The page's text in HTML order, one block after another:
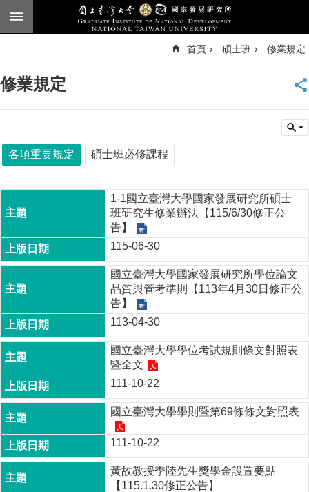
跳到主要內容區塊
臺
English
告
本
簡
介
本
成
員
博
士
班
碩
班
在
職
首頁 碩士班 修業規定
修業規定
各項重要規定 碩士班必修課程
1-1國立臺灣大學國家發展研究所碩士
班研究生修業辦法【115/6/30修正公
告】
115-06-30
國立臺灣大學國家發展研究所學位論文
品質與管考準則【113年4月30日修正公
告】
113-04-30
國立臺灣大學學位考試規則條文對照表
暨全文
111-10-22
國立臺灣大學學則暨第69條條文對照表
111-10-22
黃故教授季陸先生獎學金設置要點
【115.1.30修正公告】